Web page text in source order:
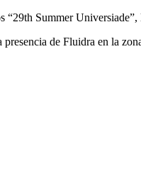
“29th Summer
de Fluidra en la